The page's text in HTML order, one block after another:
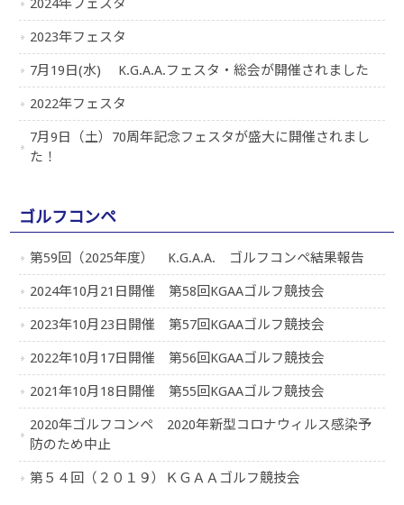
2024年フェスタ
2023年フェスタ
7月19日(水) K.G.A.A.フェスタ・総会が開催されました
2022年フェスタ
7月9日（土）70周年記念フェスタが盛大に開催されまし
た！
ゴルフコンペ
第59回（2025年度） K.G.A.A. ゴルフコンペ結果報告
2024年10月21日開催 第58回KGAAゴルフ競技会
2023年10月23日開催 第57回KGAAゴルフ競技会
2022年10月17日開催 第56回KGAAゴルフ競技会
2021年10月18日開催 第55回KGAAゴルフ競技会
2020年ゴルフコンペ 2020年新型コロナウィルス感染予
防のため中止
第５４回（２０１９）ＫＧＡＡゴルフ競技会